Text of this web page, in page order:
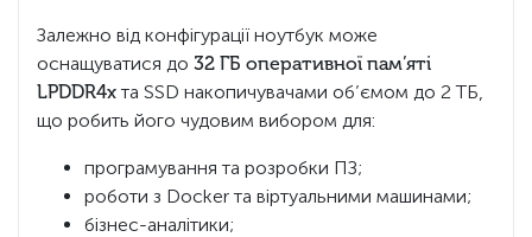
Залежно від конфігурації ноутбук може
оснащуватися до 32 ГБ оперативної пам’яті
LPDDR4x та SSD накопичувачами об’ємом до 2 ТБ,
що робить його чудовим вибором для:
програмування та розробки ПЗ;
роботи з Docker та віртуальними машинами;
бізнес-аналітики;